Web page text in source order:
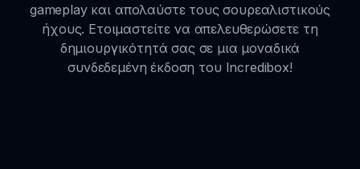
gameplay και απολαύστε τους σουρεαλιστικούς
ήχους. Ετοιμαστείτε να απελευθερώσετε τη
δημιουργικότητά σας σε μια μοναδικά
συνδεδεμένη έκδοση του Incredibox!